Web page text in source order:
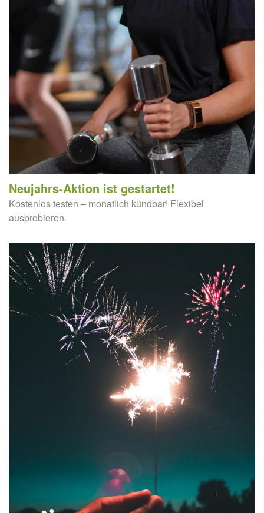
Neujahrs-Aktion ist gestartet!
Kostenlos testen – monatlich kündbar! Flexibel
ausprobieren.